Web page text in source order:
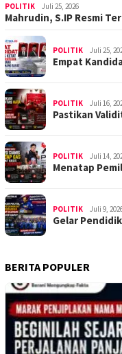
POLITIK Juli 25, 2026
Mahrudin, S.IP Resmi
POLITIK Juli 25,
Empat
POLITIK Juli 16,
Pastikan
POLITIK Juli 14,
Menatap
POLITIK Juli 9,
Gelar
BERITA POPULER